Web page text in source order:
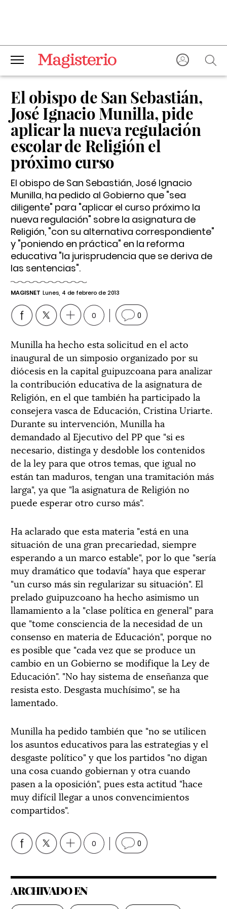
El obispo de San Sebastián,
José Ignacio Munilla, pide
aplicar la nueva regulación
escolar de Religión el
próximo curso
El obispo de San Sebastián, José Ignacio
Munilla, ha pedido al Gobierno que "sea
diligente" para "aplicar el curso próximo la
nueva regulación" sobre la asignatura de
Religión, "con su alternativa correspondiente"
y "poniendo en práctica" en la reforma
educativa "la jurisprudencia que se deriva de
las sentencias".
MAGISNET Lunes, 4 de febrero de 2013
0 0
Munilla ha hecho esta solicitud en el acto
inaugural de un simposio organizado por su
diócesis en la capital guipuzcoana para analizar
la contribución educativa de la asignatura de
Religión, en el que también ha participado la
consejera vasca de Educación, Cristina Uriarte.
Durante su intervención, Munilla ha
demandado al Ejecutivo del PP que "si es
necesario, distinga y desdoble los contenidos
de la ley para que otros temas, que igual no
están tan maduros, tengan una tramitación más
larga", ya que "la asignatura de Religión no
puede esperar otro curso más".
Ha aclarado que esta materia "está en una
situación de una gran precariedad, siempre
esperando a un marco estable", por lo que "sería
muy dramático que todavía" haya que esperar
"un curso más sin regularizar su situación". El
prelado guipuzcoano ha hecho asimismo un
llamamiento a la "clase política en general" para
que "tome consciencia de la necesidad de un
consenso en materia de Educación", porque no
es posible que "cada vez que se produce un
cambio en un Gobierno se modifique la Ley de
Educación". "No hay sistema de enseñanza que
resista esto. Desgasta muchísimo", se ha
lamentado.
Munilla ha pedido también que "no se utilicen
los asuntos educativos para las estrategias y el
desgaste político" y que los partidos "no digan
una cosa cuando gobiernan y otra cuando
pasen a la oposición", pues esta actitud "hace
muy difícil llegar a unos convencimientos
compartidos".
0 0
ARCHIVADO EN